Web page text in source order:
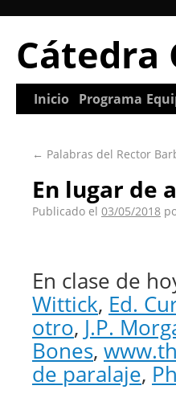
Cátedra
Inicio Programa
← Palabras del Rector
En lugar de
Publicado el 03/05/2018
En clase de
Wittick, Ed.
otro, J.P.
Bones,
de paralaje,